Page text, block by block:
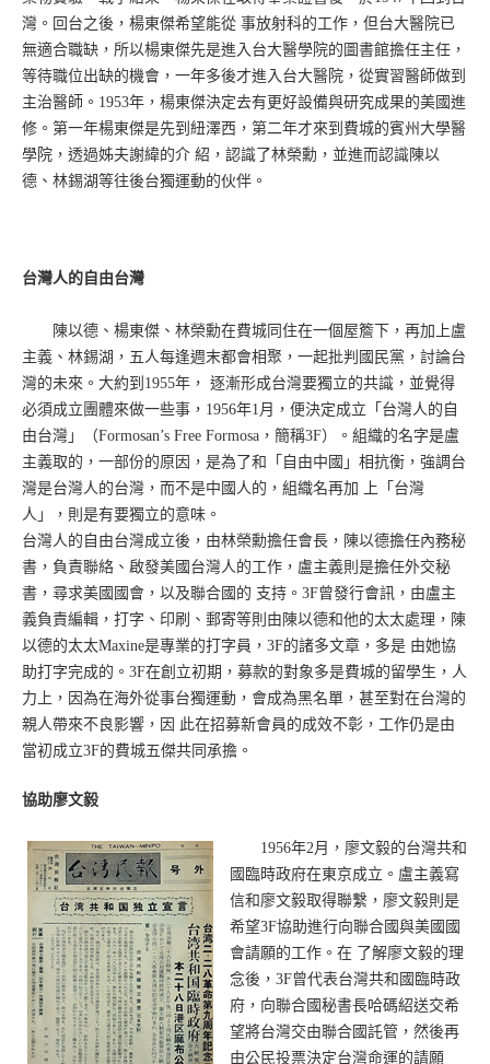
灣。回台之後，楊東傑希望能從 事放射科的工作，但台大醫院已
無適合職缺，所以楊東傑先是進入台大醫學院的圖書館擔任主任，
等待職位出缺的機會，一年多後才進入台大醫院，從實習醫師做到
主治醫師。1953年，楊東傑決定去有更好設備與研究成果的美國進
修。第一年楊東傑是先到紐澤西，第二年才來到費城的賓州大學醫
學院，透過姊夫謝緯的介 紹，認識了林榮勳，並進而認識陳以
德、林錫湖等往後台獨運動的伙伴。
台灣人的自由台灣
陳以德、楊東傑、林榮勳在費城同住在一個屋簷下，再加上盧
主義、林錫湖，五人每逢週末都會相聚，一起批判國民黨，討論台
灣的未來。大約到1955年， 逐漸形成台灣要獨立的共識，並覺得
必須成立團體來做一些事，1956年1月，便決定成立「台灣人的自
由台灣」（Formosan’s Free Formosa，簡稱3F）。組織的名字是盧
主義取的，一部份的原因，是為了和「自由中國」相抗衡，強調台
灣是台灣人的台灣，而不是中國人的，組織名再加 上「台灣
人」，則是有要獨立的意味。
台灣人的自由台灣成立後，由林榮勳擔任會長，陳以德擔任內務秘
書，負責聯絡、啟發美國台灣人的工作，盧主義則是擔任外交秘
書，尋求美國國會，以及聯合國的 支持。3F曾發行會訊，由盧主
義負責編輯，打字、印刷、郵寄等則由陳以德和他的太太處理，陳
以德的太太Maxine是專業的打字員，3F的諸多文章，多是 由她協
助打字完成的。3F在創立初期，募款的對象多是費城的留學生，人
力上，因為在海外從事台獨運動，會成為黑名單，甚至對在台灣的
親人帶來不良影響，因 此在招募新會員的成效不彰，工作仍是由
當初成立3F的費城五傑共同承擔。
協助廖文毅
1956年2月，廖文毅的台灣共和
國臨時政府在東京成立。盧主義寫
信和廖文毅取得聯繫，廖文毅則是
希望3F協助進行向聯合國與美國國
會請願的工作。在 了解廖文毅的理
念後，3F曾代表台灣共和國臨時政
府，向聯合國秘書長哈碼紹送交希
望將台灣交由聯合國託管，然後再
由公民投票決定台灣命運的請願